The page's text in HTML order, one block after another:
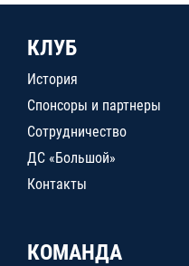
КЛУБ
История
Спонсоры и партнеры
Сотрудничество
ДС «Большой»
Контакты
КОМАНДА